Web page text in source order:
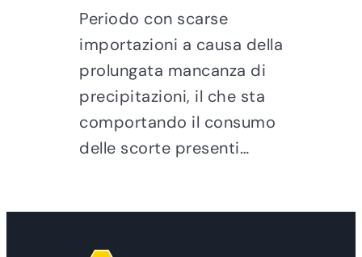
Periodo con scarse
importazioni a causa della
prolungata mancanza di
precipitazioni, il che sta
comportando il consumo
delle scorte presenti…